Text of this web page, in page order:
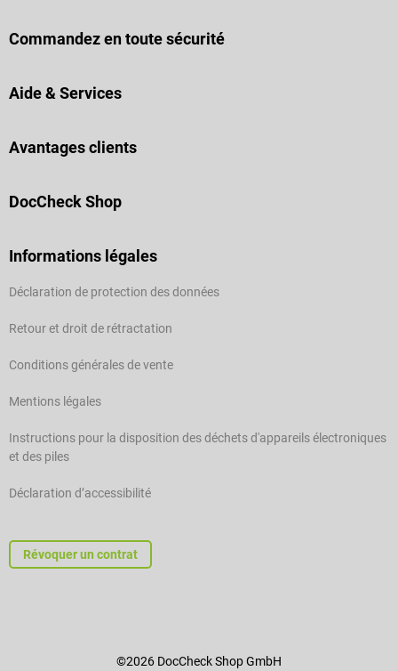
Commandez en toute sécurité
Aide & Services
Avantages clients
DocCheck Shop
Informations légales
Déclaration de protection des données
Retour et droit de rétractation
Conditions générales de vente
Mentions légales
Instructions pour la disposition des déchets d'appareils électroniques
et des piles
Déclaration d’accessibilité
Révoquer un contrat
©2026 DocCheck Shop GmbH